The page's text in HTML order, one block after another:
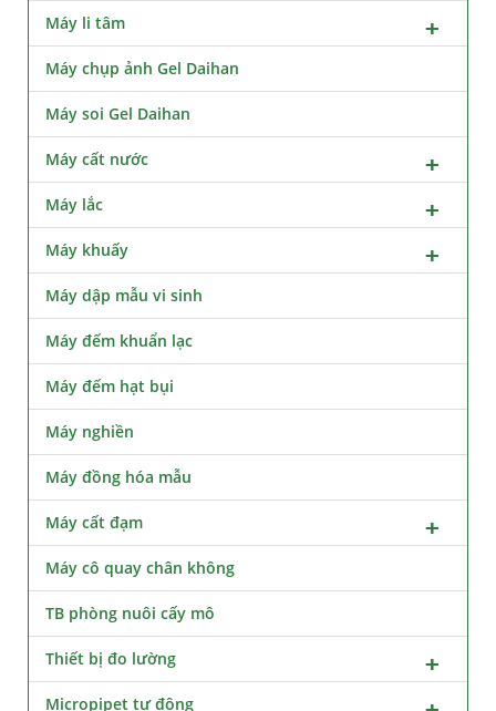
Máy li tâm
Máy chụp ảnh Gel Daihan
Máy soi Gel Daihan
Máy cất nước
Máy lắc
Máy khuấy
Máy dập mẫu vi sinh
Máy đếm khuẩn lạc
Máy đếm hạt bụi
Máy nghiền
Máy đồng hóa mẫu
Máy cất đạm
Máy cô quay chân không
TB phòng nuôi cấy mô
Thiết bị đo lường
Micropipet tự động